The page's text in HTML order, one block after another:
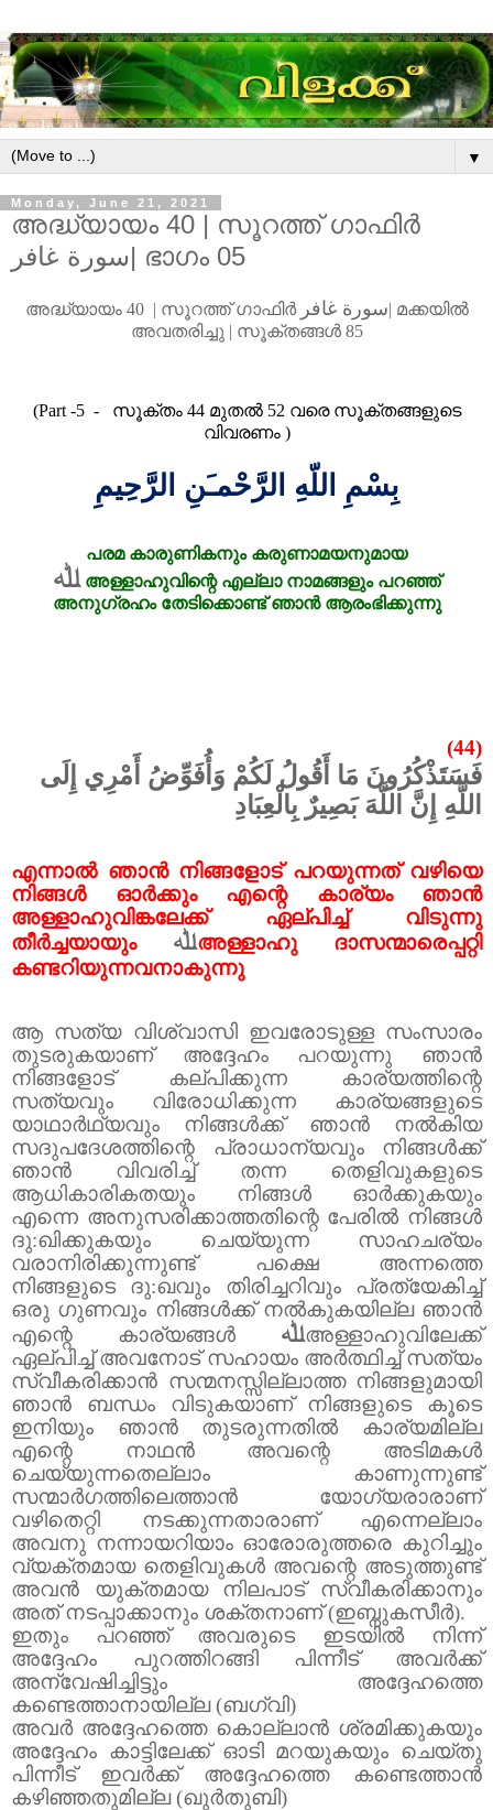
▼
Monday, June 21, 2021
അദ്ധ്യായം 40 | സൂറത്ത് ഗാഫിർ
سورة غافر| ഭാഗം 05
അദ്ധ്യായം 40 | സൂറത്ത്ഗാഫിർ سورة غافر| മക്കയിൽ
അവതരിച്ചു | സൂക്തങ്ങൾ85
(Part -5 - സൂക്തം 44 മുതൽ52 വരെ സൂക്തങ്ങളുടെ
വിവരണം)
بِسْمِ اللّهِ الرَّحْمـَنِ الرَّحِيمِ
പരമ കാരുണികനും കരുണാമയനുമായ
ﷲ അള്ളാഹുവിന്റെ എല്ലാ നാമങ്ങളും പറഞ്ഞ്
അനുഗ്രഹം തേടിക്കൊണ്ട് ഞാൻ ആരംഭിക്കുന്നു
(44)
فَسَتَذْكُرُونَ مَا أَقُولُ لَكُمْ وَأُفَوِّضُ أَمْرِي إِلَى
اللَّهِ إِنَّ اللَّهَ بَصِيرٌ بِالْعِبَادِ
എന്നാൽ ഞാൻ നിങ്ങളോട് പറയുന്നത് വഴിയെ
നിങ്ങൾ ഓർക്കും എന്റെ കാര്യം ഞാൻ
അള്ളാഹുവിങ്കലേക്ക് ഏല്പിച്ച് വിടുന്നു
തീർച്ചയായും ﷲഅള്ളാഹു ദാസന്മാരെപ്പറ്റി
കണ്ടറിയുന്നവനാകുന്നു
ആ സത്യ വിശ്വാസി ഇവരോടുള്ള സംസാരം
തുടരുകയാണ് അദ്ദേഹം പറയുന്നു ഞാൻ
നിങ്ങളോട് കല്പിക്കുന്ന കാര്യത്തിന്റെ
സത്യവും വിരോധിക്കുന്ന കാര്യങ്ങളുടെ
യാഥാർഥ്യവും നിങ്ങൾക്ക് ഞാൻ നൽകിയ
സദുപദേശത്തിന്റെ പ്രാധാന്യവും നിങ്ങൾക്ക്
ഞാൻ വിവരിച്ച് തന്ന തെളിവുകളുടെ
ആധികാരികതയും നിങ്ങൾ ഓർക്കുകയും
എന്നെ അനുസരിക്കാത്തതിന്റെ പേരിൽ നിങ്ങൾ
ദു:ഖിക്കുകയും ചെയ്യുന്ന സാഹചര്യം
വരാനിരിക്കുന്നുണ്ട് പക്ഷെ അന്നത്തെ
നിങ്ങളുടെ ദു:ഖവും തിരിച്ചറിവും പ്രത്യേകിച്ച്
ഒരു ഗുണവും നിങ്ങൾക്ക് നൽകുകയില്ല ഞാൻ
എന്റെ കാര്യങ്ങൾ ﷲഅള്ളാഹുവിലേക്ക്
ഏല്പിച്ച് അവനോട് സഹായം അർത്ഥിച്ച് സത്യം
സ്വീകരിക്കാൻ സന്മനസ്സില്ലാത്ത നിങ്ങളുമായി
ഞാൻ ബന്ധം വിടുകയാണ് നിങ്ങളുടെ കൂടെ
ഇനിയും ഞാൻ തുടരുന്നതിൽ കാര്യമില്ല
എന്റെ നാഥൻ അവന്റെ അടിമകൾ
ചെയ്യുന്നതെല്ലാം കാണുന്നുണ്ട്
സന്മാർഗത്തിലെത്താൻ യോഗ്യരാരാണ്
വഴിതെറ്റി നടക്കുന്നതാരാണ് എന്നെല്ലാം
അവനു നന്നായറിയാം ഓരോരുത്തരെ കുറിച്ചും
വ്യക്തമായ തെളിവുകൾ അവന്റെ അടുത്തുണ്ട്
അവൻ യുക്തമായ നിലപാട് സ്വീകരിക്കാനും
അത് നടപ്പാക്കാനും ശക്തനാണ് (ഇബ്നുകസീർ).
ഇതും പറഞ്ഞ് അവരുടെ ഇടയിൽ നിന്ന്
അദ്ദേഹം പുറത്തിറങ്ങി പിന്നീട് അവർക്ക്
അന്വേഷിച്ചിട്ടും അദ്ദേഹത്തെ
കണ്ടെത്താനായില്ല (ബഗ്‌വി)
അവർ അദ്ദേഹത്തെ കൊല്ലാൻ ശ്രമിക്കുകയും
അദ്ദേഹം കാട്ടിലേക്ക് ഓടി മറയുകയും ചെയ്തു
പിന്നീട് ഇവർക്ക് അദ്ദേഹത്തെ കണ്ടെത്താൻ
കഴിഞ്ഞതുമില്ല (ഖുർതുബി)